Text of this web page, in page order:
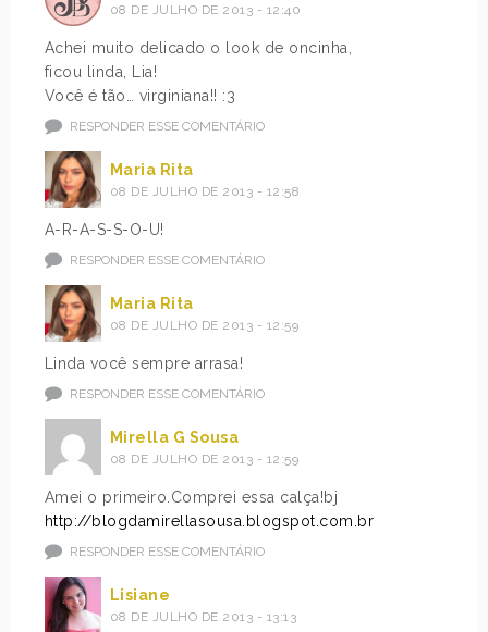
08 DE JULHO DE 2013 - 12:40
Achei muito delicado o look de oncinha,
ficou linda, Lia!
Você é tão… virginiana!! :3
RESPONDER ESSE COMENTÁRIO
Maria Rita
08 DE JULHO DE 2013 - 12:58
A-R-A-S-S-O-U!
RESPONDER ESSE COMENTÁRIO
Maria Rita
08 DE JULHO DE 2013 - 12:59
Linda você sempre arrasa!
RESPONDER ESSE COMENTÁRIO
Mirella G Sousa
08 DE JULHO DE 2013 - 12:59
Amei o primeiro.Comprei essa calça!bj
http://blogdamirellasousa.blogspot.com.br
RESPONDER ESSE COMENTÁRIO
Lisiane
08 DE JULHO DE 2013 - 13:13